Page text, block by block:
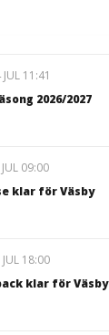
JUL 11:41
2026/2027
09:00
klar för Väsby
18:00
klar för Väsby